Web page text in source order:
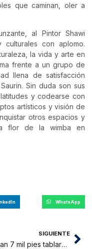
que caminan, oler a
al Pintor Shawi
con aplomo.
la vida y arte en
frente a un grupo de
llena de satisfacción
Sin duda son sus
y codearse con
artísticos y visión de
otros espacios y
flor de la wimba en
WhatsApp
SIGUIENTE
Incautan 7 mil pies tablares de madera en aserradero informal